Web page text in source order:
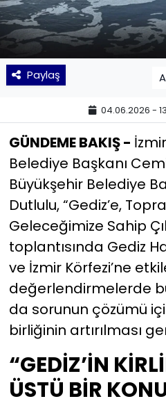
Paylaş A
04.06.2026 -
GÜNDEME BAKIŞ -
Belediye Başkanı
Büyükşehir Belediye
Dutlulu, “Gediz’e,
Geleceğimize Sahip
toplantısında Gediz
ve İzmir Körfezi’ne
değerlendirmelerde
da sorunun çözümü
birliğinin artırılması
“GEDİZ’İN
ÜSTÜ BİR
Siyaset
SPOR
TEKNOLOJİ
YEREL POLİTİKA
YEREL YÖNETİMLER
Yurt